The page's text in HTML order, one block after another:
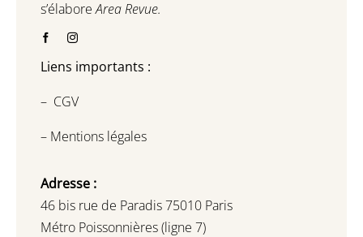
s’élaboreArea Revue.
Liens importants :
– CGV
– Mentions légales
Adresse :
46 bis rue de Paradis 75010 Paris
Métro Poissonnières (ligne 7)